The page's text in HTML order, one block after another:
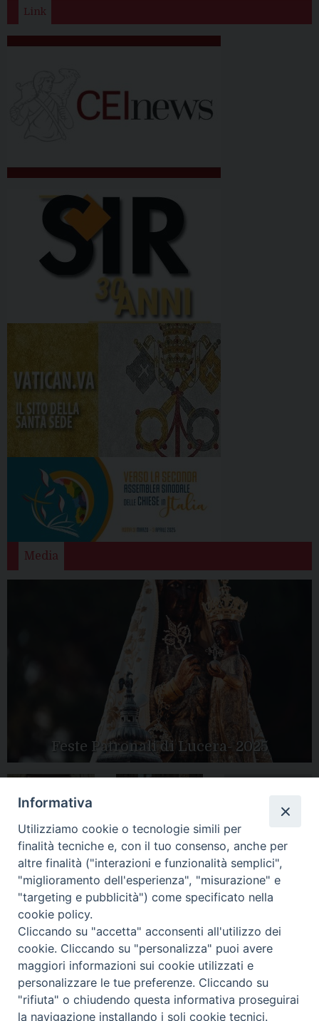
Link
Media
Feste Patronali di Lucera- 2025
Apertura Anno
Giubilare 2025
Feste Patronali di
Lucera 2017
Tutte le gallery
CONTATTI:
LUCERA: Piazza Duomo, 13 - 71036 Lucera (FG) − tel.
0881/520882 - e-mail: info@diocesiluceratroia.it
Segreteria del
Vescovo: tel/fax 0881/522244 - e-mail:
vescovo@diocesiluceratroia.it
TROIA: Piazza Episcopio - 71029 Troia (FG) − tel. 0881/977051
Informativa
Utilizziamo cookie o tecnologie simili per
finalità tecniche e, con il tuo consenso, anche per
altre finalità ("interazioni e funzionalità semplici",
"miglioramento dell'esperienza", "misurazione" e
"targeting e pubblicità") come specificato nella
cookie policy.
Cliccando su "accetta" acconsenti all'utilizzo dei
cookie. Cliccando su "personalizza" puoi avere
maggiori informazioni sui cookie utilizzati e
personalizzare le tue preferenze. Cliccando su
"rifiuta" o chiudendo questa informativa proseguirai
la navigazione installando i soli cookie tecnici.